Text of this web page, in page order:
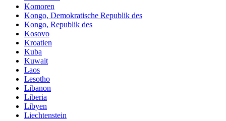
Komoren
Kongo, Demokratische Republik des
Kongo, Republik des
Kosovo
Kroatien
Kuba
Kuwait
Laos
Lesotho
Libanon
Liberia
Libyen
Liechtenstein